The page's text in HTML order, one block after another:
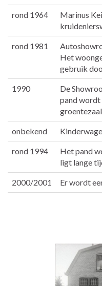
rond 1964
Marinus
rond 1981
Het
gebruik
1990
De
pand
onbekend
rond 1994
Het pand
ligt lange
2000/2001 Er wordt